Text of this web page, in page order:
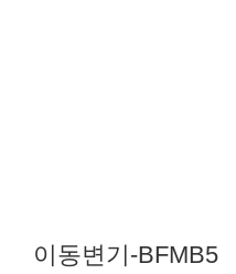
이동변기-BFMB5